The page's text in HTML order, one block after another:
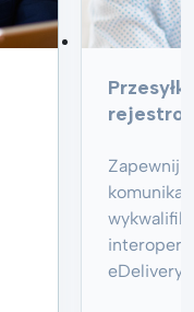
Zapewnij
eDelivery.